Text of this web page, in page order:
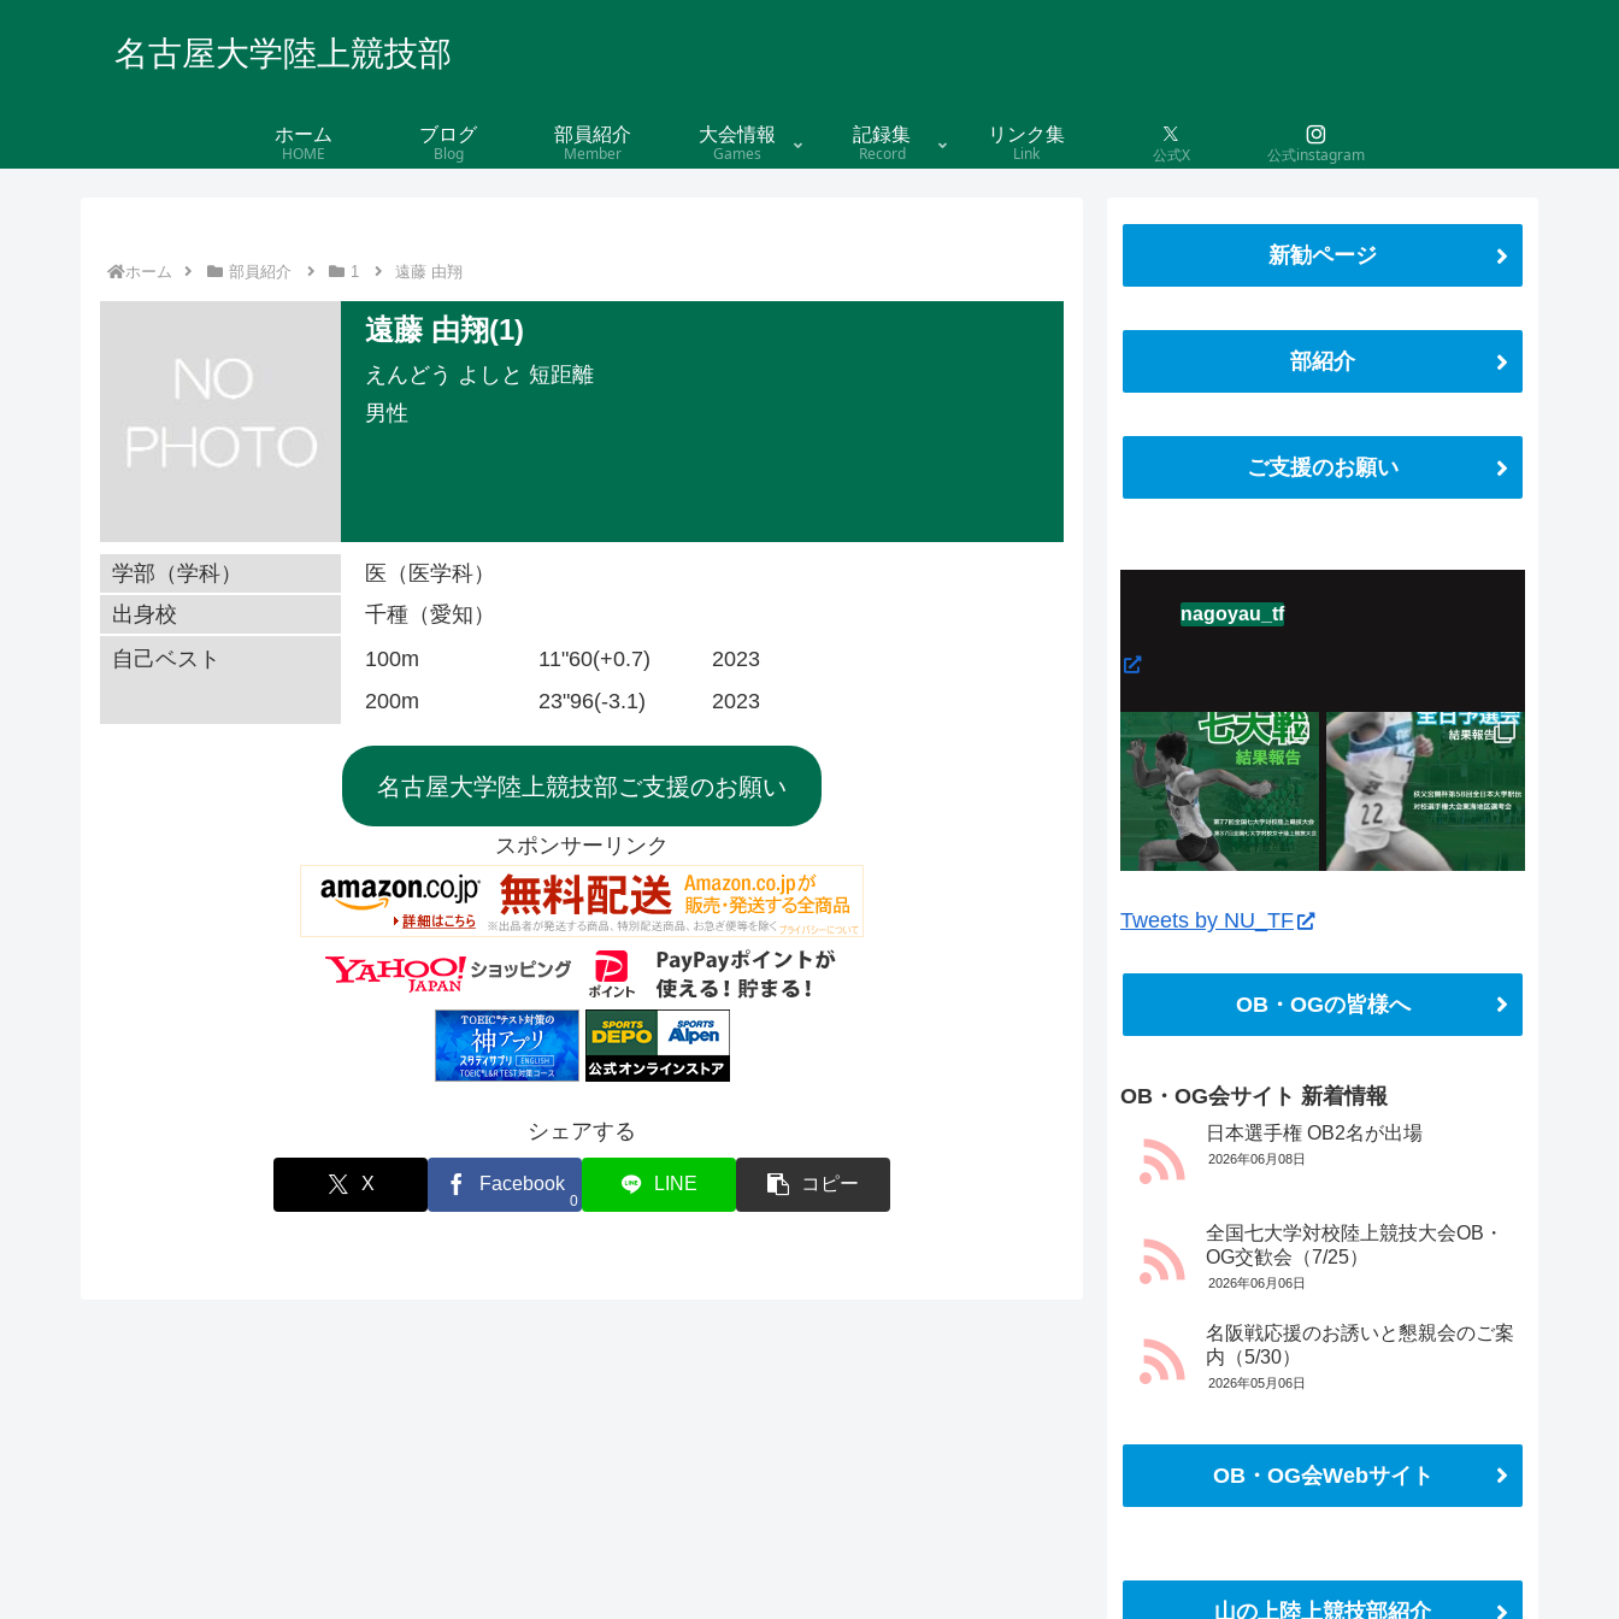
名古屋大学陸上競技部
ホーム
HOME
ブログ
Blog
部員紹介
Member
大会情報
Games
記録集
Record
リンク集
Link
公式X 公式instagram
ホーム 部員紹介 1 遠藤 由翔
遠藤 由翔(1)
えんどう よしと 短距離
男性
学部（学科）
医（医学科）
出身校
千種（愛知）
自己ベスト
100m 11"60(+0.7)
2023
200m
23"96(-3.1) 2023
名古屋大学陸上競技部ご支援のお願い
スポンサーリンク
シェアする
X Facebook
0
LINE コピー
新勧ページ
部紹介
ご支援のお願い
nagoyau_tf
Tweets by NU_TF
OB・OGの皆様へ
OB・OG会サイト 新着情報
日本選手権 OB2名が出場
2026年06月08日
全国七大学対校陸上競技大会OB・
OG交歓会（7/25）
2026年06月06日
名阪戦応援のお誘いと懇親会のご案
内（5/30）
2026年05月06日
OB・OG会Webサイト
山の上陸上競技部紹介